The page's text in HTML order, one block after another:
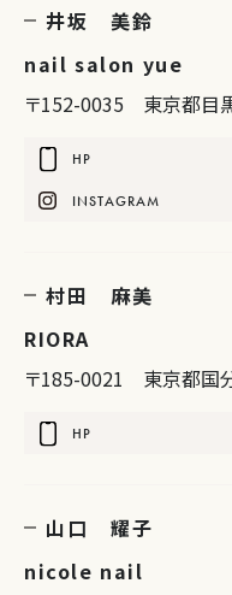
井坂 美鈴
nail salon yue
〒152-0035 東京都目
HP
INSTAGRAM
村田 麻美
RIORA
〒185-0021 東京都国
HP
山口 耀子
nicole nail